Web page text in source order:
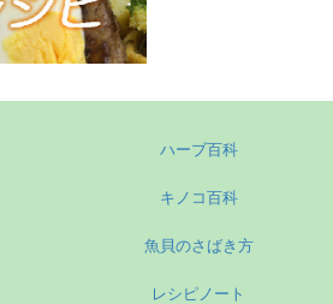
ハーブ百科
キノコ百科
魚貝のさばき方
レシピノート